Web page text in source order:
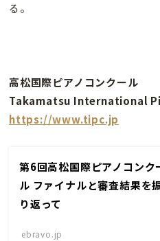
る。
高松国際ピアノコンクール
Takamatsu International
https://www.tipc.jp
第6回高松国際ピアノコンク
ル ファイナルと審査結果を
り返って
ebravo.jp